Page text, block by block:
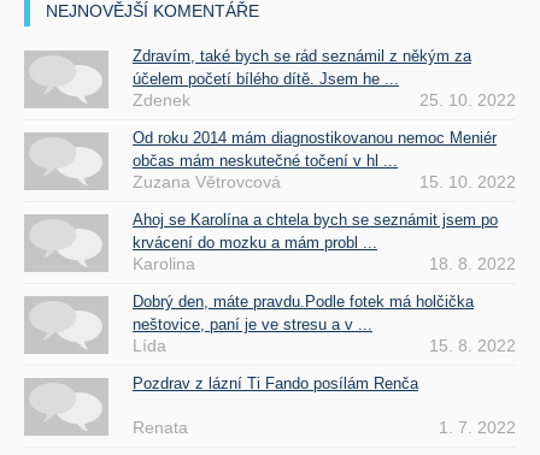
NEJNOVĚJŠÍ KOMENTÁŘE
Zdravím, také bych se rád seznámil z někým za
účelem početí bílého dítě. Jsem he ...
Zdenek 25. 10. 2022
Od roku 2014 mám diagnostikovanou nemoc Meniér
občas mám neskutečné točení v hl ...
Zuzana Větrovcová 15. 10. 2022
Ahoj se Karolína a chtela bych se seznámit jsem po
krvácení do mozku a mám probl ...
Karolina 18. 8. 2022
Dobrý den, máte pravdu.Podle fotek má holčička
neštovice, paní je ve stresu a v ...
Lída 15. 8. 2022
Pozdrav z lázní Ti Fando posílám Renča
Renata 1. 7. 2022